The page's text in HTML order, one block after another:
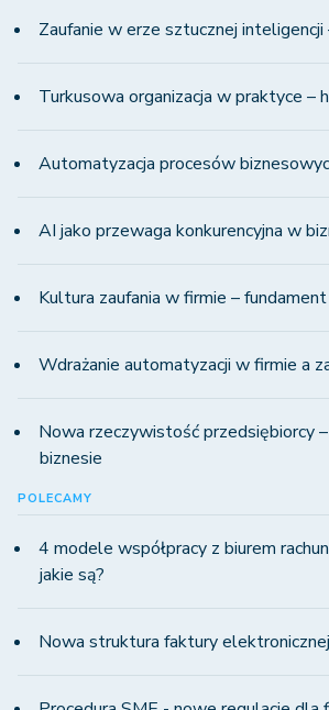
Zaufanie w erze sztucznej inteligencji
Turkusowa organizacja w praktyce –
Automatyzacja procesów
AI jako przewaga konkurencyjna w
Kultura zaufania w firmie –
Wdrażanie automatyzacji w firmie a
Nowa rzeczywistość przedsiębiorcy
biznesie
POLECAMY
4 modele współpracy z biurem
jakie są?
Nowa struktura faktury elektronicznej